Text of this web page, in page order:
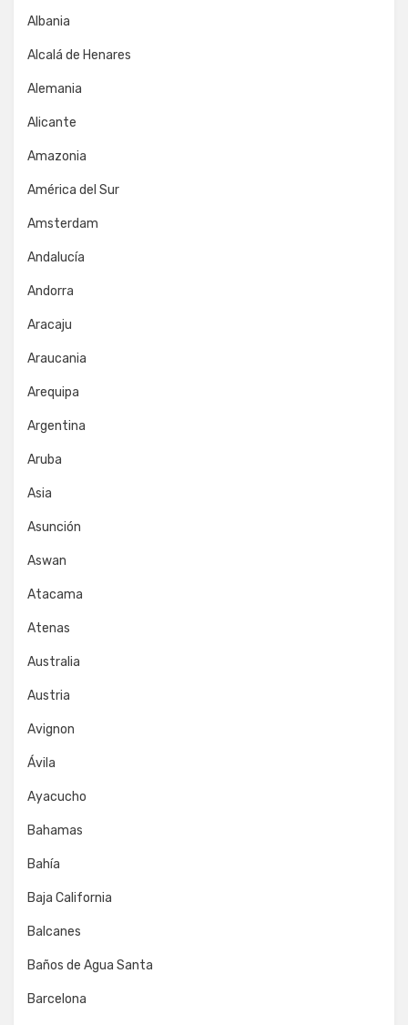
Albania
Alcalá de Henares
Alemania
Alicante
Amazonia
América del Sur
Amsterdam
Andalucía
Andorra
Aracaju
Araucania
Arequipa
Argentina
Aruba
Asia
Asunción
Aswan
Atacama
Atenas
Australia
Austria
Avignon
Ávila
Ayacucho
Bahamas
Bahía
Baja California
Balcanes
Baños de Agua Santa
Barcelona